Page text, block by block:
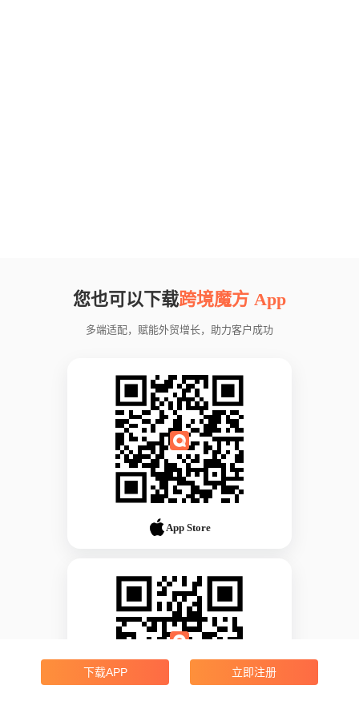
您也可以下载跨境魔方 App
多端适配，赋能外贸增长，助力客户成功
App Store
下载APP 立即注册